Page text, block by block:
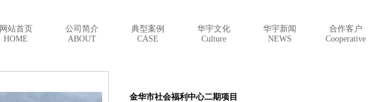
网站首页
HOME
公司简介
ABOUT
典型案例
CASE
华宇文化
Culture
华宇新闻
NEWS
合作客户
Cooperative
金华市社会福利中心二期项目